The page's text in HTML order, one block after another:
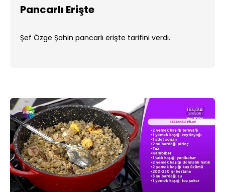
Pancarlı Erişte
Şef Özge Şahin pancarlı erişte tarifini verdi.